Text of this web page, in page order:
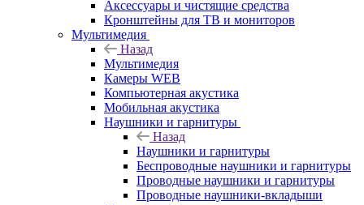
Аксессуары и чистящие средства
Кронштейны для ТВ и мониторов
Мультимедия
Назад
Мультимедия
Камеры WEB
Компьютерная акустика
Мобильная акустика
Наушники и гарнитуры
Назад
Наушники и гарнитуры
Беспроводные наушники и гарнитуры
Проводные наушники и гарнитуры
Проводные наушники-вкладыши